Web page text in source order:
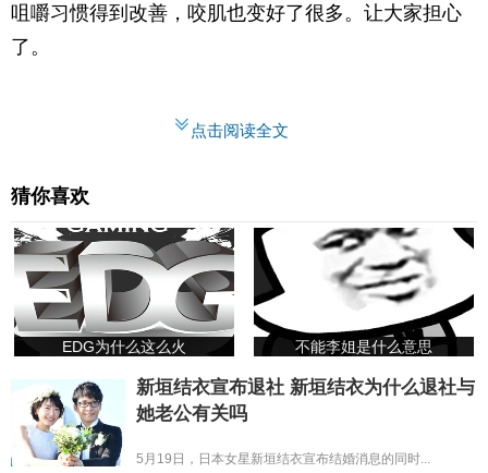
咀嚼习惯得到改善，咬肌也变好了很多。让大家担心
了。
点击阅读全文
猜你喜欢
EDG为什么这么火 不能李姐是什么意思
新垣结衣宣布退社 新垣结衣为什么退社与
她老公有关吗
5月19日，日本女星新垣结衣宣布结婚消息的同时...